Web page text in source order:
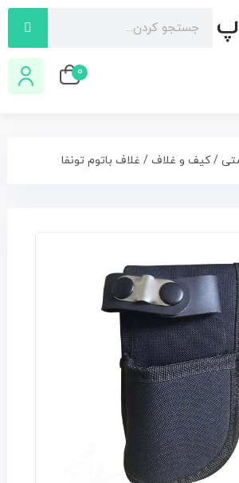
0
/کیف و غلاف/ غلاف باتوم تونفا